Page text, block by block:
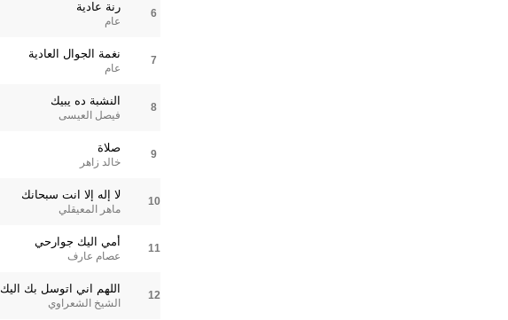
6 رنة عادية
عام
7 نغمة الجوال العادية
عام
8 النشبة ده يبيك
فيصل العيسى
9 صلاة
خالد زاهر
10 لا إله إلا انت سبحانك
ماهر المعيقلي
11 أمي اليك جوارحي
عصام عارف
12 اللهم اني اتوسل بك اليك
الشيخ الشعراوي